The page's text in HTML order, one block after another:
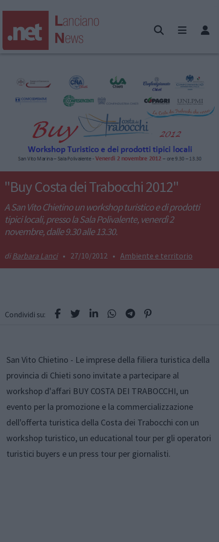
"Buy Costa dei Trabocchi 2012"
A San Vito Chietino un workshop turistico e di prodotti
tipici locali, presso la Sala Polivalente, venerdì 2
novembre, dalle 9.30 alle 13.30.
Barbara Lanci • 27/10/2012 • Ambiente e territorio
Condividi su:
San Vito Chietino - Le imprese della filiera turistica della
provincia di Chieti sono invitate a partecipare al
workshop d'affari BUY COSTA DEI TRABOCCHI, un
evento per la promozione e la commercializzazione
dell'offerta turistica della Costa dei Trabocchi con un
workshop turistico, un educational tour per gli operatori
turistici buyers e un press tour per giornalisti.